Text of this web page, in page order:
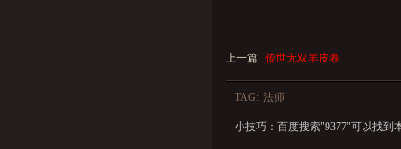
上一篇 传世无双羊皮卷
TAG: 法师
小技巧：百度搜索"9377"可以找到